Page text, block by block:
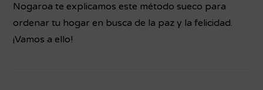
Nogaroa te explicamos este método sueco para
ordenar tu hogar en busca de la paz y la felicidad.
¡Vamos a ello!